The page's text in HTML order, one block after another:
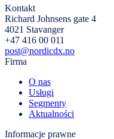
Kontakt
Richard Johnsens gate 4
4021 Stavanger
+47 416 00 011
post@nordicdx.no
Firma
O nas
Usługi
Segmenty
Aktualności
Informacje prawne